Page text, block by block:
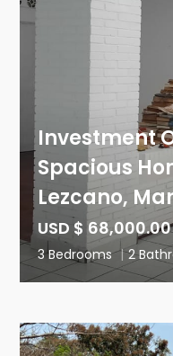
Investment
Spacious
Lezcano,
USD $ 68,000.00
3 Bedrooms | 2